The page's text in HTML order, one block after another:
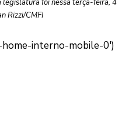
foi nessa terça-feira, 4
Rizzi/CMFI